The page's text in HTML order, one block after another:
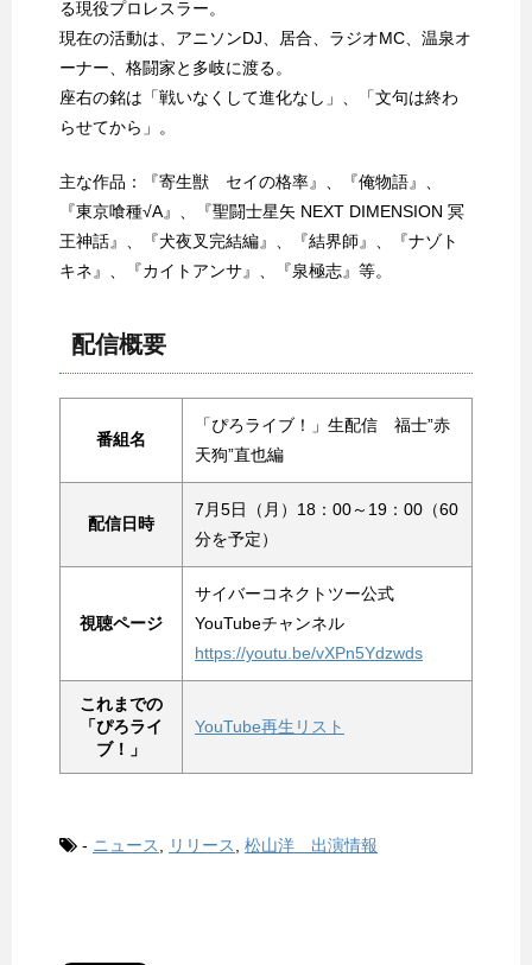
る現役プロレスラー。
現在の活動は、アニソンDJ、居合、ラジオMC、温泉オ
ーナー、格闘家と多岐に渡る。
座右の銘は「戦いなくして進化なし」、「文句は終わ
らせてから」。
主な作品：『寄生獣 セイの格率』、『俺物語』、
『東京喰種√A』、『聖闘士星矢 NEXT DIMENSION 冥
王神話』、『犬夜叉完結編』、『結界師』、『ナゾト
キネ』、『カイトアンサ』、『泉極志』等。
配信概要
番組名
「ぴろライブ！」生配信 福士”赤
天狗”直也編
配信日時
7月5日（月）18：00～19：00（60
分を予定）
視聴ページ
サイバーコネクトツー公式
YouTubeチャンネル
https://youtu.be/vXPn5Ydzwds
これまでの
「ぴろライ
ブ！」
YouTube再生リスト
- ニュース リリース 松山洋 出演情報